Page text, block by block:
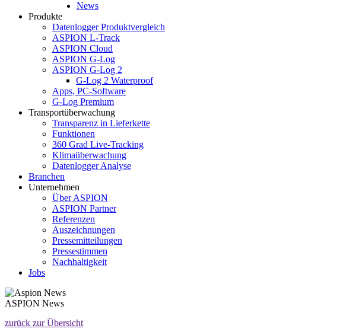
News
Produkte
Datenlogger Produktvergleich
ASPION L-Track
ASPION Cloud
ASPION G-Log
ASPION G-Log 2
G-Log 2 Waterproof
Apps, PC-Software
G-Log Premium
Transportüberwachung
Transparenz in Lieferkette
Funktionen
360 Grad Live-Tracking
Klimaüberwachung
Datenlogger Analyse
Branchen
Unternehmen
Über ASPION
ASPION Partner
Referenzen
Auszeichnungen
Pressemitteilungen
Pressestimmen
Nachhaltigkeit
Jobs
ASPION News
zurück zur Übersicht